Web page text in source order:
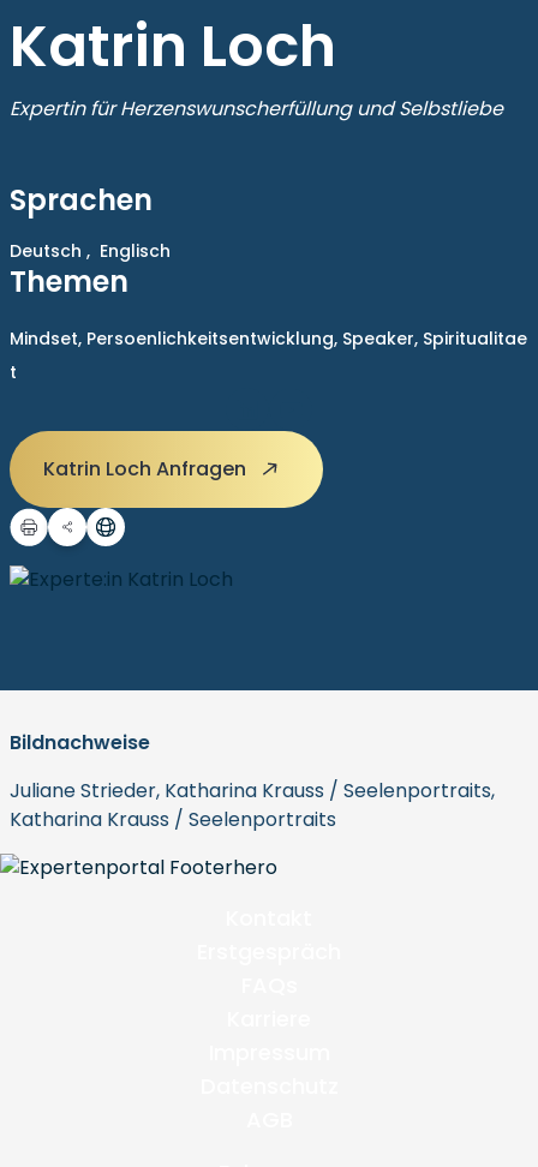
Katrin Loch
Expertin für Herzenswunscherfüllung und Selbstliebe
Sprachen
Deutsch , Englisch
Themen
Mindset, Persoenlichkeitsentwicklung, Speaker, Spiritualitae
t
Katrin Loch Anfragen
Bildnachweise
Juliane Strieder, Katharina Krauss / Seelenportraits,
Katharina Krauss / Seelenportraits